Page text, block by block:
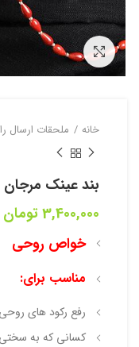
بزرگنمایی تصویر
خانه ملحقات ارسال
بند عینک مرجان
3,400,000تومان
خواص روحی
مناسب برای:
رفع رکود های روحی
کسانی که به سختی